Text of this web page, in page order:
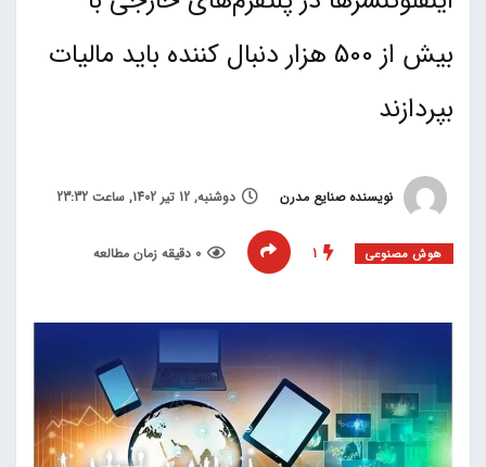
بیش از 500 هزار دنبال کننده باید مالیات
بپردازند
نویسنده صنایع مدرن دوشنبه, 12 تیر 1402, ساعت 23:32
هوش مصنوعی 1 0 دقیقه زمان مطالعه